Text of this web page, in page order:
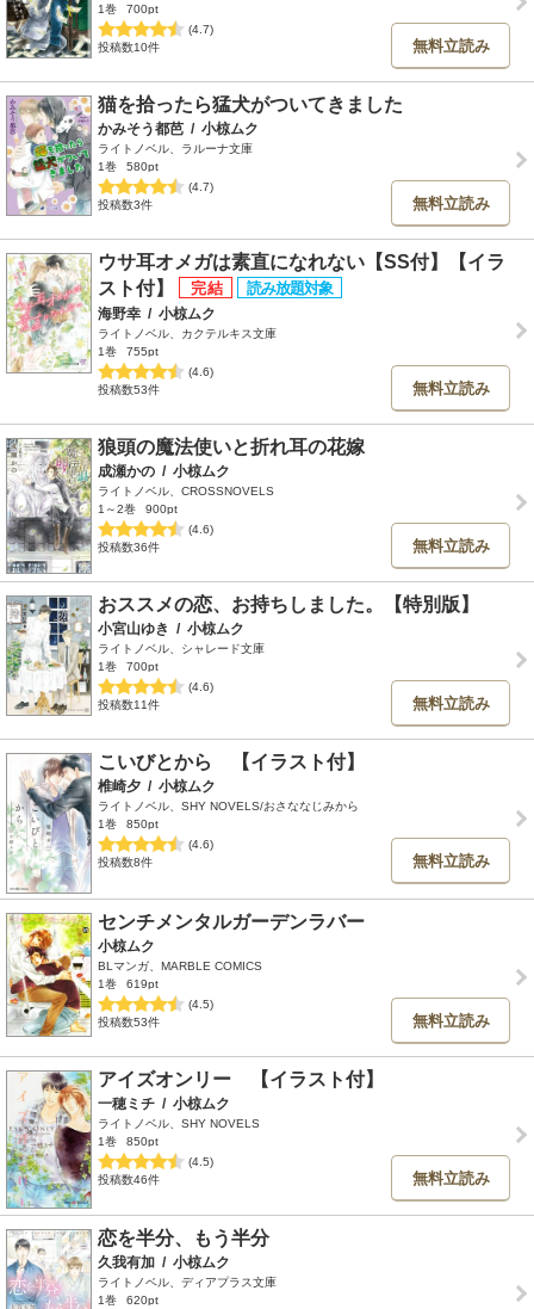
1巻
700pt
(4.7)
投稿数10件
無料立読み
猫を拾ったら猛犬がついてきました
かみそう都芭 / 小椋ムク
ライトノベル、ラルーナ文庫
1巻
580pt
(4.7)
投稿数3件
無料立読み
ウサ耳オメガは素直になれない【SS付】【イラ
スト付】
海野幸 / 小椋ムク
ライトノベル、カクテルキス文庫
1巻
755pt
(4.6)
投稿数53件
無料立読み
狼頭の魔法使いと折れ耳の花嫁
成瀬かの / 小椋ムク
ライトノベル、CROSSNOVELS
1～2巻
900pt
(4.6)
投稿数36件
無料立読み
おススメの恋、お持ちしました。【特別版】
小宮山ゆき / 小椋ムク
ライトノベル、シャレード文庫
1巻
700pt
(4.6)
投稿数11件
無料立読み
こいびとから 【イラスト付】
椎崎夕 / 小椋ムク
ライトノベル、SHY NOVELS/おさななじみから
1巻
850pt
(4.6)
投稿数8件
無料立読み
センチメンタルガーデンラバー
小椋ムク
BLマンガ、MARBLE COMICS
1巻
619pt
(4.5)
投稿数53件
無料立読み
アイズオンリー 【イラスト付】
一穂ミチ / 小椋ムク
ライトノベル、SHY NOVELS
1巻
850pt
(4.5)
投稿数46件
無料立読み
恋を半分、もう半分
久我有加 / 小椋ムク
ライトノベル、ディアプラス文庫
1巻
620pt